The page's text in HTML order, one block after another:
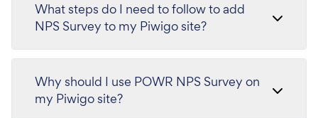
What steps do I need to follow to add
NPS Survey to my Piwigo site?
Why should I use POWR NPS Survey on
my Piwigo site?